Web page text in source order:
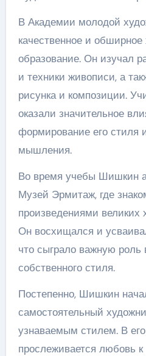
В Академии молодой
качественное и обширное
образование. Он изучал
и техники живописи, а
рисунка и композиции.
оказали значительное
формирование его стиля
мышления.
Во время учебы Шишкин
Музей Эрмитаж, где
произведениями великих
Он восхищался и
что сыграло важную роль
собственного стиля.
Постепенно, Шишкин
самостоятельный
узнаваемым стилем. В
прослеживается любовь